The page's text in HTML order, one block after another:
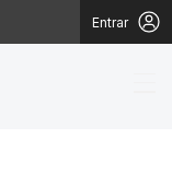
Entrar
de